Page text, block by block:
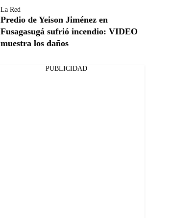
La Red
Predio de Yeison Jiménez en
Fusagasugá sufrió incendio: VIDEO
muestra los daños
PUBLICIDAD